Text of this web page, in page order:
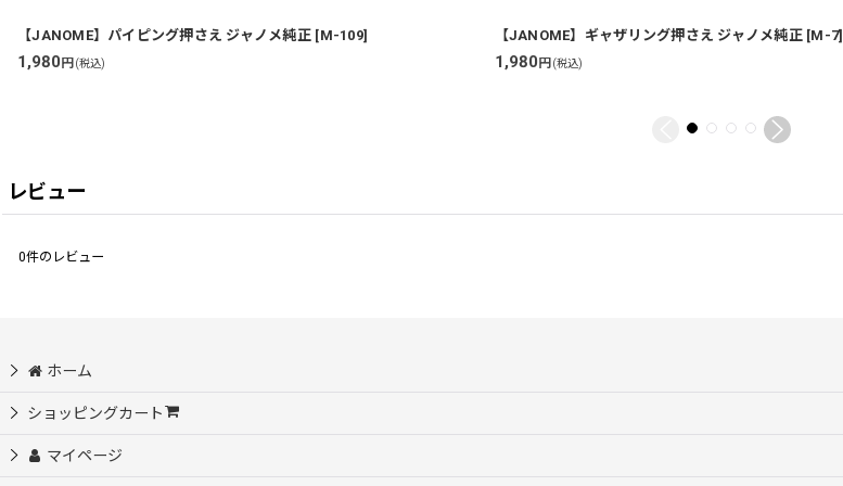
【JANOME】パイピング押さえ ジャノメ純正 [M-109]
1,980円(税込)
【JANOME】ギャザリング押さえ ジャノメ純正 [M-7]
1,980円 (税込)
レビュー
0件のレビュー
ホーム
ショッピングカート
マイページ